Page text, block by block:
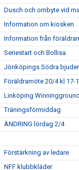
Dusch och ombyte vid
Information om kiosken
Information från
Seriestart och Bollisa
Jönköpings Södra
Föräldramöte 20/4 kl 17-
Linköping
Träningsförmiddag
ÄNDRING lördag 2/4
Förstärkning av ledare
NFF klubbkläder